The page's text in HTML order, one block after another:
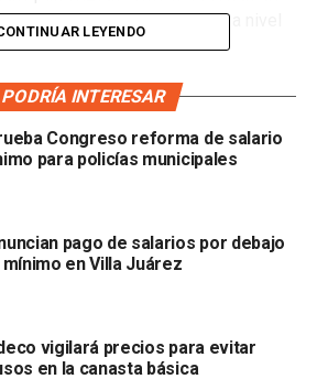
a partir del primero de enero a nivel
la tendencia de aumentos en los
y carne se conviertan en un
para la clase trabajadora, sino para
con el aumento al salario
sin embargoal parecer esta
poco a los mexicanos ante la
ajuste a los precios de la
LEYENDO
INTERESAR
Congreso reforma de salario
para policías municipales
pago de salarios por debajo
mínimo en Villa Juárez
vigilará precios para evitar
en la canasta básica